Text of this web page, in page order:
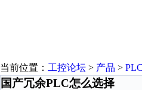
当前位置： 工控论坛 > 产品 > PLC
国产冗余PLC怎么选择